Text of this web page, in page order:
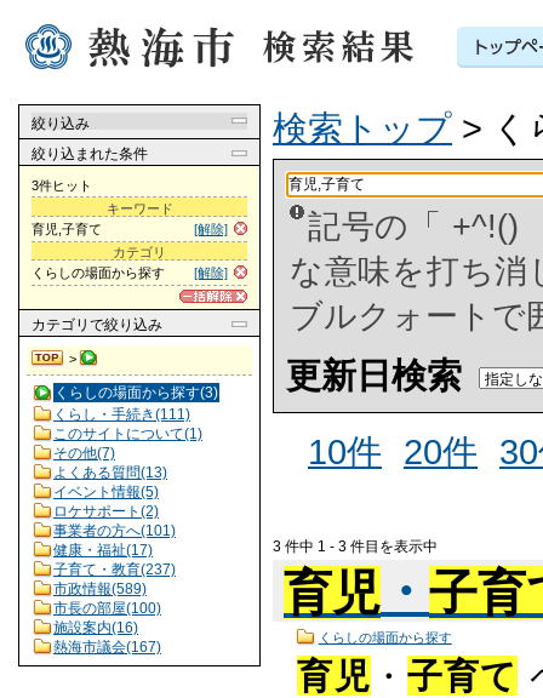
絞り込み
絞り込まれた条件
3件ヒット
キーワード
[解除]
育児,子育て
カテゴリ
[解除]
くらしの場面から探す
カテゴリ で絞り込み
>
くらしの場面から探す(3)
くらし・手続き(111)
このサイトについて(1)
その他(7)
よくある質問(13)
イベント情報(5)
ロケサポート(2)
事業者の方へ(101)
健康・福祉(17)
子育て・教育(237)
市政情報(589)
市長の部屋(100)
施設案内(16)
熱海市議会(167)
検索トップ > く
記号の「 +^!()
な意味を打ち
ブルクォートで
更新日検索
10件
20件
3 件中 1 - 3 件目を表示中
育児 ・ 子育
くらしの場面から探す
育児 ・ 子育て